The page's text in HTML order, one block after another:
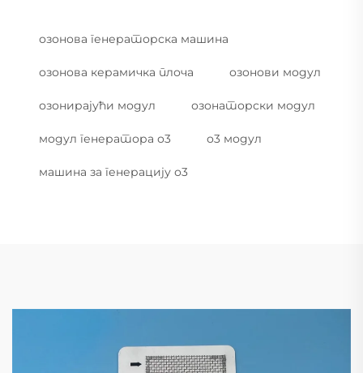
озонова генераторска машина
озонова керамичка плоча озонови модул
озонирајући модул озонаторски модул
модул генератора о3 о3 модул
машина за генерацију о3